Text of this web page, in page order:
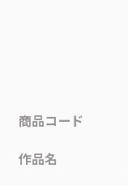
商品コード
作品名